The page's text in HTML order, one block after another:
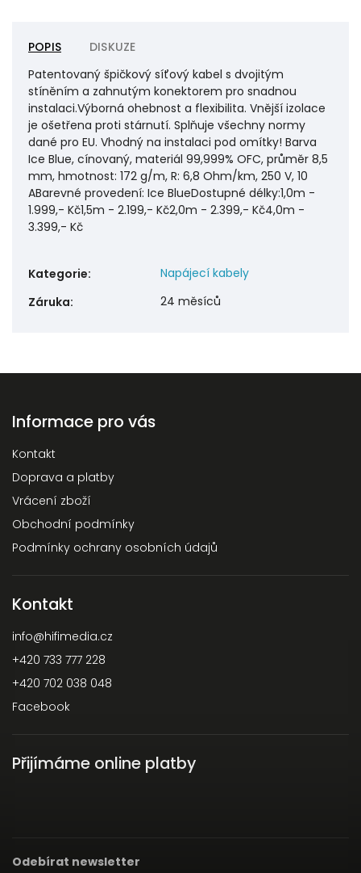
POPIS
DISKUZE
Patentovaný špičkový síťový kabel s dvojitým
stíněním a zahnutým konektorem pro snadnou
instalaci.Výborná ohebnost a flexibilita. Vnější izolace
je ošetřena proti stárnutí. Splňuje všechny normy
dané pro EU. Vhodný na instalaci pod omítky! Barva
Ice Blue, cínovaný, materiál 99,999% OFC, průměr 8,5
mm, hmotnost: 172 g/m, R: 6,8 Ohm/km, 250 V, 10
ABarevné provedení: Ice BlueDostupné délky:1,0m -
1.999,- Kč1,5m - 2.199,- Kč2,0m - 2.399,- Kč4,0m -
3.399,- Kč
Kategorie:
Napájecí kabely
Záruka: 24 měsíců
Informace pro vás
Kontakt
Doprava a platby
Vrácení zboží
Obchodní podmínky
Podmínky ochrany osobních údajů
Kontakt
info@hifimedia.cz
+420 733 777 228
+420 702 038 048
Facebook
Přijímáme online platby
Odebírat newsletter